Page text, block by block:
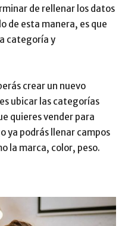
de rellenar los datos
de esta manera, es que
categoría y
crear un nuevo
ubicar las categorías
quieres vender para
ya podrás llenar campos
la marca, color, peso.